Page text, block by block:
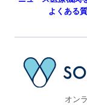
よくある
オン